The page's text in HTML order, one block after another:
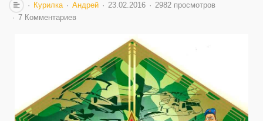
Курилка Андрей 23.02.2016
2982 просмотров
7 Комментариев